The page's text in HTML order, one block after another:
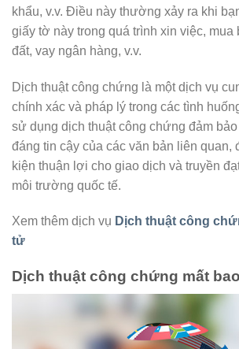
khẩu, v.v. Điều này thường xảy ra khi
giấy tờ này trong quá trình xin việc, mua
đất, vay ngân hàng, v.v.
Dịch thuật công chứng là một dịch vụ
chính xác và pháp lý trong các tình
sử dụng dịch thuật công chứng đảm
đáng tin cậy của các văn bản liên quan,
kiện thuận lợi cho giao dịch và truyền
môi trường quốc tế.
Xem thêm dịch vụ Dịch thuật công
tử
Dịch thuật công chứng mất